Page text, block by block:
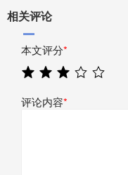
相关评论
本文评分*
评论内容*